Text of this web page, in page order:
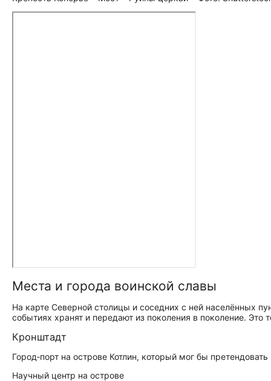
Места и города воинской славы
На карте Северной столицы и соседних с ней населённых
событиях хранят и передают из поколения в поколение. Это
Кронштадт
Город‑порт на острове Котлин, который мог бы
Научный центр на острове